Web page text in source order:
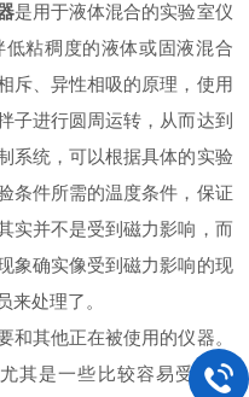
是用于液体混合的实验室仪
粘稠度的液体或固液混合
斥、异性相吸的原理，使用
子进行圆周运转，从而达到
系统，可以根据具体的实验
条件所需的温度条件，保证
实并不是受到磁力影响，而
象确实像受到磁力影响的现
来处理了。
和其他正在被使用的仪器。
其是一些比较容易受到磁